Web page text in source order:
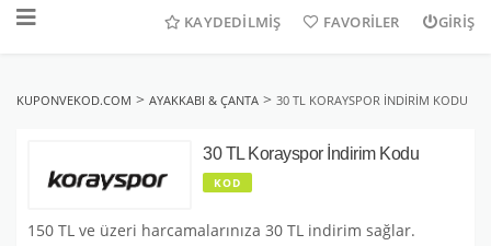
geç
KAYDEDILMIŞ FAVORILER GIRIŞ
KUPONVEKOD.COM > AYAKKABI & ÇANTA > 30 TL KORAYSPOR İNDIRIM KODU
30 TL Korayspor İndirim Kodu
KOD
150 TL ve üzeri harcamalarınıza 30 TL indirim sağlar.